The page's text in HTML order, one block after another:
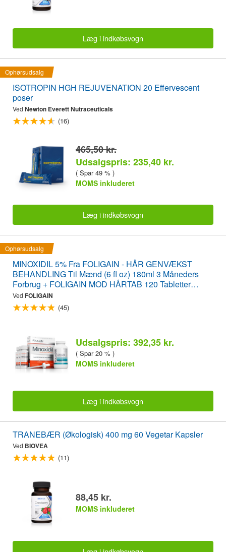
Læg i indkøbsvogn
Ophørsudsalg
ISOTROPIN HGH REJUVENATION 20 Effervescent
poser
Ved Newton Everett Nutraceuticals
(16)
465,50 kr.
Udsalgspris: 235,40 kr.
( Spar 49 % )
MOMS inkluderet
Læg i indkøbsvogn
Ophørsudsalg
MINOXIDIL 5% Fra FOLIGAIN - HÅR GENVÆKST
BEHANDLING Til Mænd (6 fl oz) 180ml 3 Måneders
Forbrug + FOLIGAIN MOD HÅRTAB 120 Tabletter
ØKONOMIPAKKE
Ved FOLIGAIN
(45)
Udsalgspris: 392,35 kr.
( Spar 20 % )
MOMS inkluderet
Læg i indkøbsvogn
TRANEBÆR (Økologisk) 400 mg 60 Vegetar Kapsler
Ved BIOVEA
(11)
88,45 kr.
MOMS inkluderet